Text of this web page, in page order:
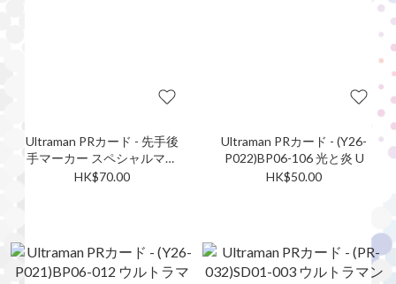
Ultraman PRカード - 先手後
手マーカー スペシャルマー
カー
HK$70.00
Ultraman PRカード - (Y26-
P022)BP06-106 光と炎 U
HK$50.00